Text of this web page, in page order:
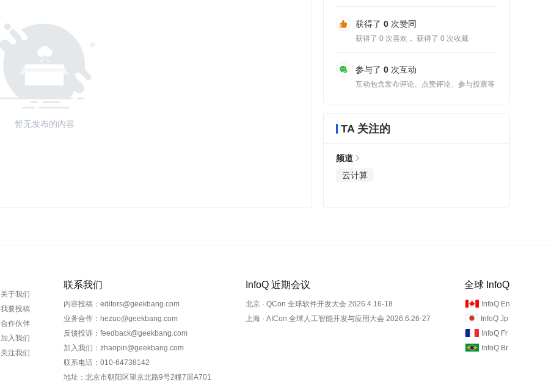
暂无发布的内容
获得了 0 次赞同
获得了 0 次喜欢， 获得了 0 次收藏
参与了 0 次互动
互动包含发布评论、点赞评论、参与投票等
TA 关注的
频道
云计算
关于我们
我要投稿
合作伙伴
加入我们
关注我们
联系我们
内容投稿：editors@geekbang.com
业务合作：hezuo@geekbang.com
反馈投诉：feedback@geekbang.com
加入我们：zhaopin@geekbang.com
联系电话：010-64738142
地址：北京市朝阳区望京北路9号2幢7层A701
InfoQ 近期会议
北京 · QCon 全球软件开发大会 2026.4.16-18
上海 · AICon 全球人工智能开发与应用大会 2026.6.26-27
全球 InfoQ
InfoQ En
InfoQ Jp
InfoQ Fr
InfoQ Br